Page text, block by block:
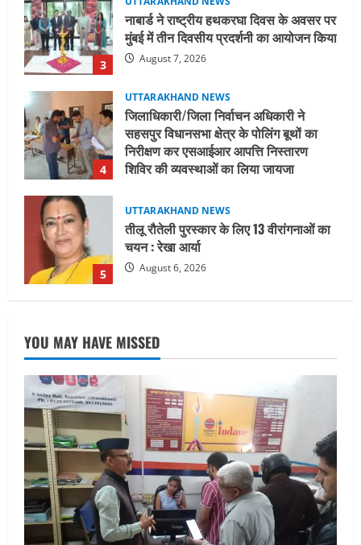
4
जिलाधिकारी/जिला निर्वाचन अधिकारी ने
सहसपुर विधानसभा क्षेत्र के पोलिंग बूथों का
निरीक्षण कर एसआईआर आपत्ति निस्तारण
शिविर की व्यवस्थाओं का लिया जायजा
5
UTTARAKHAND NEWS
तीलू रौतेली पुरस्कार के लिए 13 वीरांगनाओं का
चयन : रेखा आर्या
August 6, 2026
1
UTTARAKHAND NEWS
15 अगस्त तक ई-केवाईसी नहीं कराई तो गैस
आपूर्ति पर पड़ सकता है असर
August 8, 2026
2
सामान्य वर्ग के पशुपालकों को भी गाय एवं भैंस
खरीद पर मिलेगा अनुदान, मजदूरी संहिता
नियमावली-2026 को मिली मंजूरी
August 7, 2026
3
UTTARAKHAND NEWS
नाबार्ड ने राष्ट्रीय हथकरघा दिवस के अवसर पर
मुंबई में तीन दिवसीय प्रदर्शनी का आयोजन किया
August 7, 2026
UTTARAKHAND NEWS
जिलाधिकारी/जिला निर्वाचन अधिकारी ने
YOU MAY HAVE MISSED